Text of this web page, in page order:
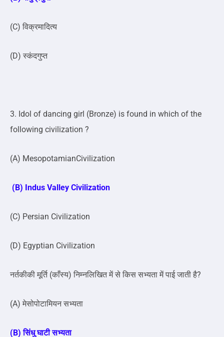
(C) विक्रमादित्य
(D) स्कंदगुप्त
3. Idol of dancing girl (Bronze) is found in which of the
following civilization ?
(A) MesopotamianCivilization
(B) Indus Valley Civilization
(C) Persian Civilization
(D) Egyptian Civilization
नर्तकीकी मूर्ति (काँस्य) निम्नलिखित में से किस सभ्यता में पाई जाती है?
(A) मेसोपोटामियन सभ्यता
(B) सिंधु घाटी सभ्यता